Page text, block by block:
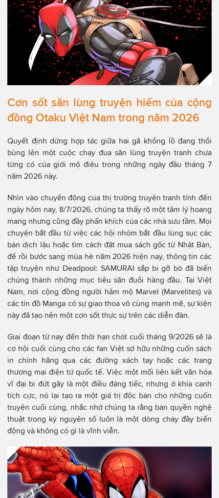
Cơn sốt săn lùng truyện hiếm của cộng
đồng Otaku Việt Nam trong năm 2026
Quyết định dừng hợp tác giữa hai gã khổng lồ đang thổi
bùng lên một cuộc chạy đua săn lùng truyện tranh chưa
từng có của giới mộ điệu trong những ngày đầu tháng 7
năm 2026 này.
Nhìn vào chuyển động của thị trường truyện tranh tính đến
ngày hôm nay, 8/7/2026, chúng ta thấy rõ một tâm lý hoang
mang nhưng cũng đầy phấn khích của các nhà sưu tầm. Mọi
chuyện bắt đầu từ việc các hội nhóm bắt đầu lùng sục các
bản dịch lậu hoặc tìm cách đặt mua sách gốc từ Nhật Bản,
để rồi bước sang mùa hè năm 2026 hiện nay, thông tin các
tập truyện như Deadpool: SAMURAI sắp bị gỡ bỏ đã biến
chúng thành những mục tiêu săn đuổi hàng đầu. Tại Việt
Nam, nơi cộng đồng người hâm mộ Marvel (Marvelites) và
các tín đồ Manga có sự giao thoa vô cùng mạnh mẽ, sự kiện
này đã tạo nên một cơn sốt thực sự trên các diễn đàn.
Giai đoạn từ nay đến thời hạn chót cuối tháng 9/2026 sẽ là
cơ hội cuối cùng cho các fan Việt sở hữu những cuốn sách
in chính hãng qua các đường xách tay hoặc các trang
thương mại điện tử quốc tế. Việc một mối liên kết văn hóa
vĩ đại bị đứt gãy là một điều đáng tiếc, nhưng ở khía cạnh
tích cực, nó lại tạo ra một giá trị độc bản cho những cuốn
truyện cuối cùng, nhắc nhở chúng ta rằng bản quyền nghệ
thuật trong kỷ nguyên số luôn là một dòng chảy đầy biến
động và không có gì là vĩnh viễn.